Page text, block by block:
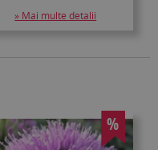
» Mai multe detalii
%